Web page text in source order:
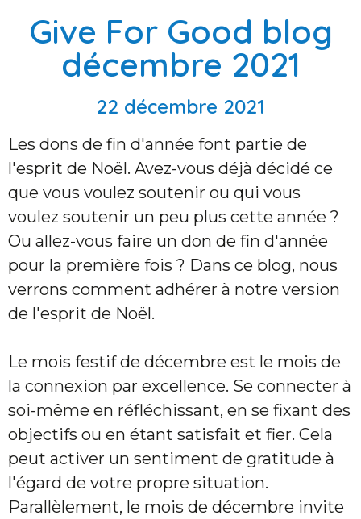
Give For Good blog
décembre 2021
22 décembre 2021
Les dons de fin d'année font partie de
l'esprit de Noël. Avez-vous déjà décidé ce
que vous voulez soutenir ou qui vous
voulez soutenir un peu plus cette année ?
Ou allez-vous faire un don de fin d'année
pour la première fois ? Dans ce blog, nous
verrons comment adhérer à notre version
de l'esprit de Noël.
Le mois festif de décembre est le mois de
la connexion par excellence. Se connecter à
soi-même en réfléchissant, en se fixant des
objectifs ou en étant satisfait et fier. Cela
peut activer un sentiment de gratitude à
l'égard de votre propre situation.
Parallèlement, le mois de décembre invite